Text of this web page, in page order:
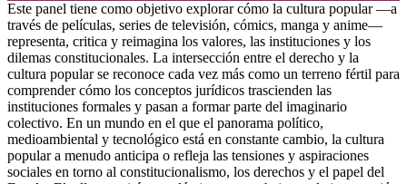
Este panel tiene como objetivo explorar cómo la cultura popular —a
través de películas, series de televisión, cómics, manga y anime—
representa, critica y reimagina los valores, las instituciones y los
dilemas constitucionales. La intersección entre el derecho y la
cultura popular se reconoce cada vez más como un terreno fértil para
comprender cómo los conceptos jurídicos trascienden las
instituciones formales y pasan a formar parte del imaginario
colectivo. En un mundo en el que el panorama político,
medioambiental y tecnológico está en constante cambio, la cultura
popular a menudo anticipa o refleja las tensiones y aspiraciones
sociales en torno al constitucionalismo, los derechos y el papel del